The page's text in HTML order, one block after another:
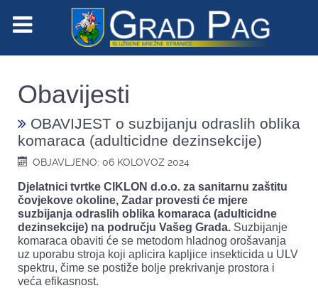
Obavijesti
OBAVIJEST o suzbijanju odraslih oblika
komaraca (adulticidne dezinsekcije)
OBJAVLJENO: 06 KOLOVOZ 2024
Djelatnici tvrtke CIKLON d.o.o. za sanitarnu zaštitu
čovjekove okoline, Zadar provesti će mjere
suzbijanja odraslih oblika komaraca (adulticidne
dezinsekcije) na području Vašeg Grada. Suzbijanje
komaraca obaviti će se metodom hladnog orošavanja
uz uporabu stroja koji aplicira kapljice insekticida u ULV
spektru, čime se postiže bolje prekrivanje prostora i
veća efikasnost.